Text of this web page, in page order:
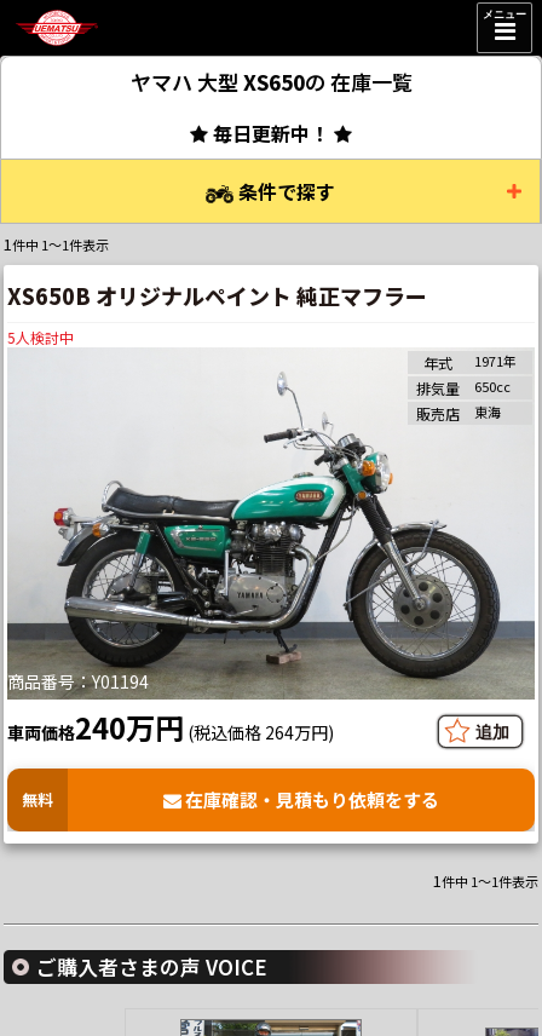
メニュー
ヤマハ 大型XS650の 在庫一覧
毎日更新中！
条件で探す
1件中 1～1件表示
XS650B オリジナルペイント 純正マフラー
5人検討中
商品番号：Y01194
年式 1971年
排気量 650cc
販売店 東海
車両価格240万円 (税込価格 264万円)
無料 在庫確認・見積もり依頼をする
1件中 1～1件表示
ご購入者さまの声 VOICE